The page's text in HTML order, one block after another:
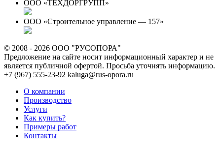
ООО «ТЕХДОРГРУПП»
ООО «Строительное управление — 157»
© 2008 - 2026 ООО "РУСОПОРА"
Предложение на сайте носит информационный характер и не
является публичной офертой. Просьба уточнять информацию.
+7 (967) 555-23-92 kaluga@rus-opora.ru
О компании
Производство
Услуги
Как купить?
Примеры работ
Контакты